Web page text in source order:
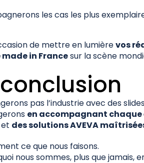
les cas les plus
de mettre en lumièrevos
in Francesur la scène
conclusion
pas l’industrie avec des
en accompagnant chaque
et des solutions AVEVA
ce que nous faisons.
nous sommes, plus que jamais,